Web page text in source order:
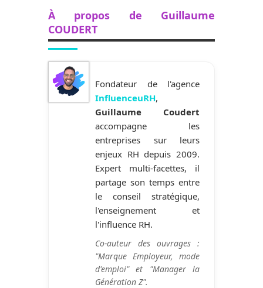
À propos de Guillaume
COUDERT
Fondateur de l'agence
InfluenceuRH,
Guillaume Coudert
accompagne les
entreprises sur leurs
enjeux RH depuis 2009.
Expert multi-facettes, il
partage son temps entre
le conseil stratégique,
l'enseignement et
l'influence RH.
Co-auteur des ouvrages :
"Marque Employeur, mode
d'emploi" et "Manager la
Génération Z".